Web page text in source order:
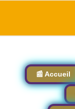
📰 Accueil